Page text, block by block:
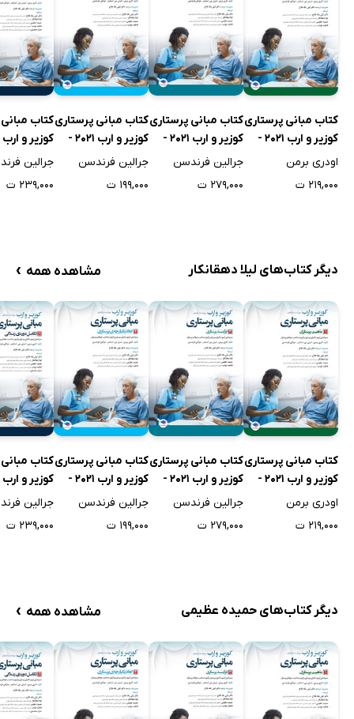
کتاب مبانی پرستاری
کوزیر و ارب 2021 -
جلد اول
اودری برمن
۲۱۹,۰۰۰ ت
کتاب مبانی پرستاری
کوزیر و ارب 2021 -
جلد سوم
جرالین فرندسن
۲۷۹,۰۰۰ ت
کتاب مبانی پرستاری
کوزیر و ارب 2021 -
جلد چهارم
جرالین فرندسن
۱۹۹,۰۰۰ ت
کتاب
جلد ششم
جرالین
۲۳۹,۰۰۰ ت
دیگر کتاب‌های لیلا دهقانکار مشاهده همه ›
کتاب مبانی پرستاری
کوزیر و ارب 2021 -
جلد اول
اودری برمن
۲۱۹,۰۰۰ ت
کتاب مبانی پرستاری
کوزیر و ارب 2021 -
جلد سوم
جرالین فرندسن
۲۷۹,۰۰۰ ت
کتاب مبانی پرستاری
کوزیر و ارب 2021 -
جلد چهارم
جرالین فرندسن
۱۹۹,۰۰۰ ت
کتاب
جلد ششم
جرالین
۲۳۹,۰۰۰ ت
دیگر کتاب‌های حمیده عظیمی مشاهده همه ›